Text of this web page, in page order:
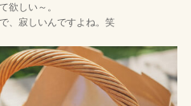
欲しい～。
、寂しいんですよね。笑